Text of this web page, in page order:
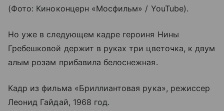
(Фото: Киноконцерн «Мосфильм» / YouTube).
Но уже в следующем кадре героиня Нины
Гребешковой держит в руках три цветочка, к двум
алым розам прибавила белоснежная.
Кадр из фильма «Бриллиантовая рука», режиссер
Леонид Гайдай, 1968 год.